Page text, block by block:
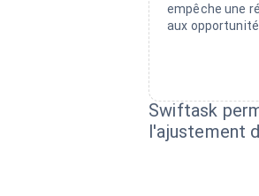
empêche une
aux
Swiftask
l'ajustement